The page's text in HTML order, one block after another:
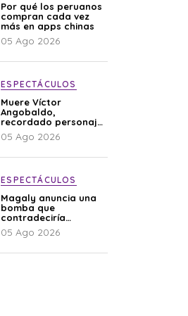
Por qué los peruanos
compran cada vez
más en apps chinas
05 Ago 2026
ESPECTÁCULOS
Muere Víctor
Angobaldo,
recordado personaje
de la farándula y
expareja de Shirley
05 Ago 2026
ESPECTÁCULOS
Magaly anuncia una
bomba que
contradeciría
comunicado de La
Bella Luz: “Hay un
05 Ago 2026